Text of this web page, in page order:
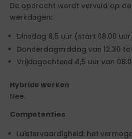
De opdracht wordt vervuld op
werkdagen:
Dinsdag 8,5 uur (start 08.00
Donderdagmiddag van 12.30
Vrijdagochtend 4,5 uur van
Hybride werken
Nee.
Competenties
Luistervaardigheid: het